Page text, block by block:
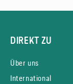
DIREKT ZU
Über uns
International